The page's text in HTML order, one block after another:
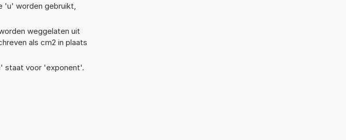
'u' worden gebruikt,
weggelaten uit
als cm2 in plaats
staat voor 'exponent'.